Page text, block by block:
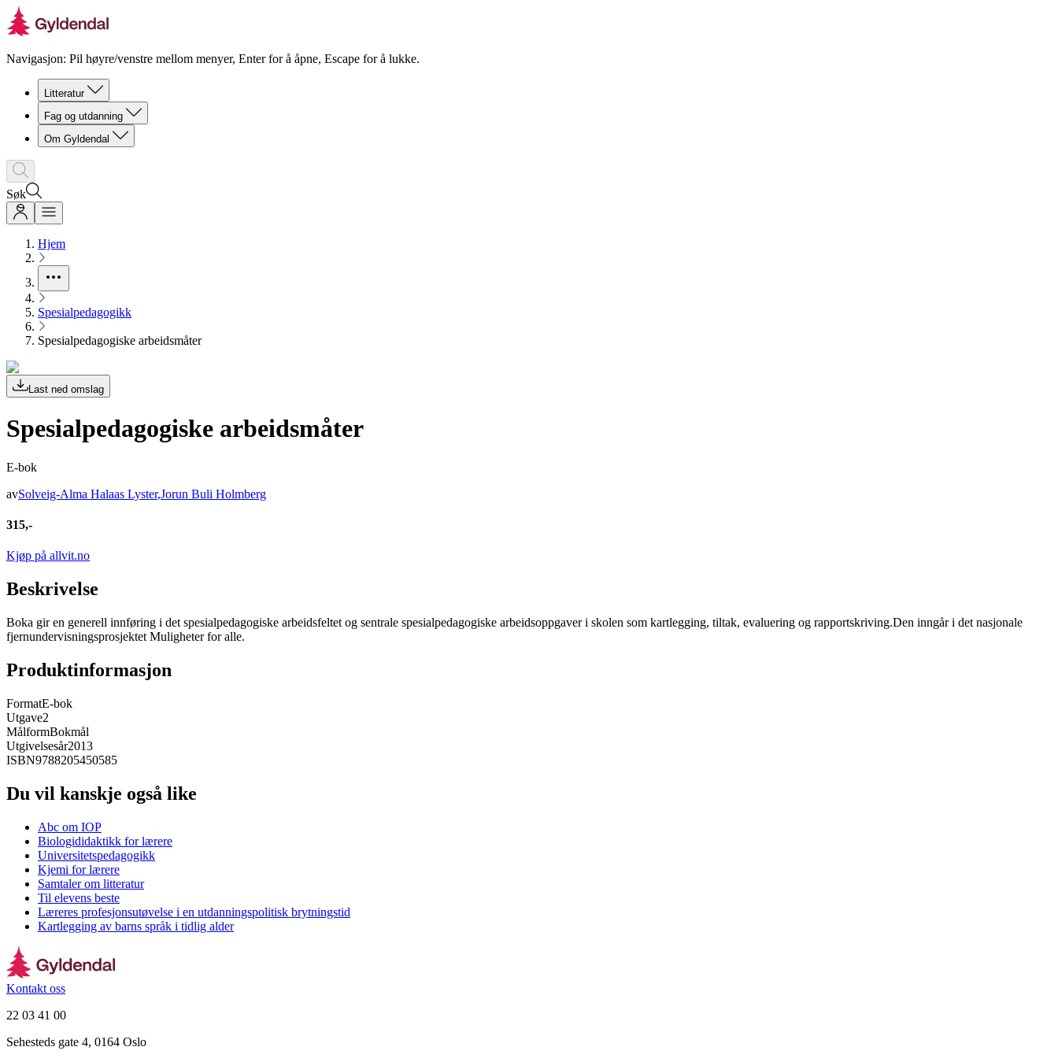
Navigasjon: Pil høyre/venstre mellom menyer, Enter for å åpne, Escape for å lukke.
Litteratur
Fag og utdanning
Om Gyldendal
Søk
Hjem
Spesialpedagogikk
Spesialpedagogiske arbeidsmåter
Last ned omslag
Spesialpedagogiske arbeidsmåter
E-bok
avSolveig-Alma Halaas Lyster,Jorun Buli Holmberg
315,-
Kjøp på allvit.no
Beskrivelse
Boka gir en generell innføring i det spesialpedagogiske arbeidsfeltet og sentrale spesialpedagogiske arbeidsoppgaver i skolen som kartlegging, tiltak, evaluering og rapportskriving.Den inngår i det nasjonale
fjernundervisningsprosjektet Muligheter for alle.
Produktinformasjon
FormatE-bok
Utgave2
MålformBokmål
Utgivelsesår2013
ISBN9788205450585
Du vil kanskje også like
Abc om IOP
Biologididaktikk for lærere
Universitetspedagogikk
Kjemi for lærere
Samtaler om litteratur
Til elevens beste
Læreres profesjonsutøvelse i en utdanningspolitisk brytningstid
Kartlegging av barns språk i tidlig alder
Kontakt oss
22 03 41 00
Sehesteds gate 4, 0164 Oslo